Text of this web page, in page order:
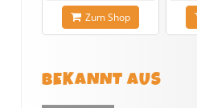
Zum Shop
BEKANNT AUS